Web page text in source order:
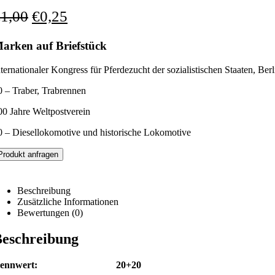
1,00 €0,25
auf Briefstück
Kongress für Pferdezucht der sozialistischen Staaten,
– Traber, Trabrennen
Jahre Weltpostverein
– Diesellokomotive und historische Lokomotive
anfragen
Beschreibung
Zusätzliche Informationen
Bewertungen (0)
20+20